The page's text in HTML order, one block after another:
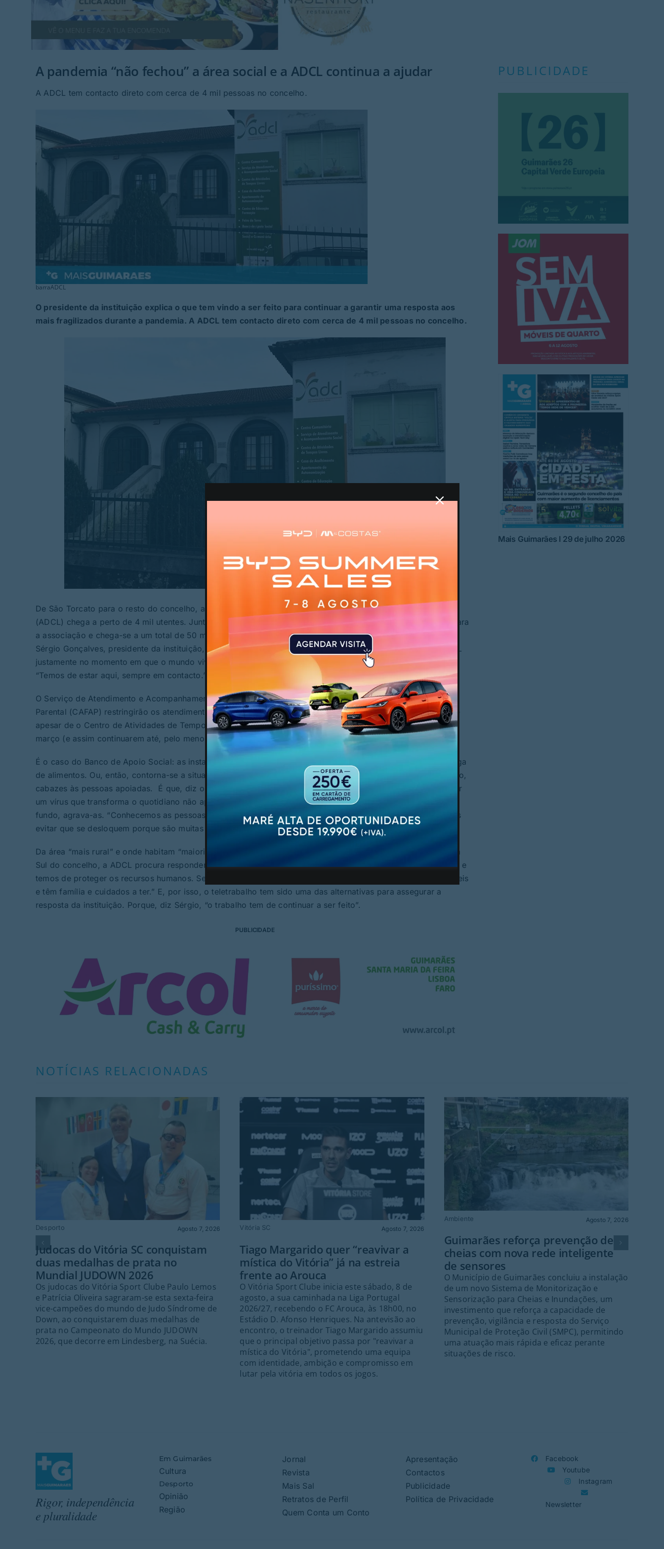
A pandemia “não fechou” a área social e a ADCL continua a ajudar
A ADCL tem contacto direto com cerca de 4 mil pessoas no concelho.
barraADCL
O presidente da instituição explica o que tem vindo a ser feito para continuar a garantir uma resposta aos
mais fragilizados durante a pandemia. A ADCL tem contacto direto com cerca de 4 mil pessoas no concelho.
De São Torcato para o resto do concelho, a Associação para o Desenvolvimento das Comunidades Locais
(ADCL) chega a perto de 4 mil utentes. Junte-se a esse número o apoio que a Segurança Social encaminha para
a associação e chega-se a um total de 50 mil pessoas abrangidas pelaADCL. Quem assegura os números é
Sérgio Gonçalves, presidente da instituição, que reconhece o “desafio enorme” de assumir as rédeas da ADCL
justamente no momento em que o mundo vive condicionado pela pandemia da Covid-19. Ainda assim, frisa:
“Temos de estar aqui, sempre em contacto.” E com os cuidados necessários.
O Serviço de Atendimento e Acompanhamento Social (SAAS) e o Centro de Apoio Familiar e Aconselhamento
Parental (CAFAP) restringirão os atendimentos e contactos presenciais aos absolutamente necessários. Mas, e
apesar de o Centro de Atividades de Tempos Livres e o Centro Comunitário estarem encerrados desde 16 de
março (e assim continuarem até, pelo menos, 09 de abil), há outras respostas garantidas.
É o caso do Banco de Apoio Social: as instalações estão quase sempre fechadas e só abrem em dia de entrega
de alimentos. Ou, então, contorna-se a situação e “tenta-se minimizar os contactos”, levando-se, se necessário,
cabazes às pessoas apoiadas. É que, diz o presidente da ADCL, “a área social não fechou”. O facto de existir
um vírus que transforma o quotidiano não apaga as necessidades de quem precisa de um apoio extra — no
fundo, agrava-as. “Conhecemos as pessoas a quem damos apoio e estamos em contacto com elas. Tentamos
evitar que se desloquem porque são muitas vezes, pessoas fragilizadas”, explica.
Da área “mais rural” e onde habitam “maioritariamente idosos” — e aí inclui-se São Torcato — à restante zona
Sul do concelho, a ADCL procura responder à altura que a pandemia exige: “O corpo técnico está capacitado e
temos de proteger os recursos humanos. Sem eles, não conseguimos fazer nada. Eles estão sempre disponíveis
e têm família e cuidados a ter.” E, por isso, o teletrabalho tem sido uma das alternativas para assegurar a
resposta da instituição. Porque, diz Sérgio, “o trabalho tem de continuar a ser feito”.
PUBLICIDADE
PUBLICIDADE
Mais Guimarães I 29 de julho 2026
NOTÍCIAS RELACIONADAS
Desporto Agosto 7, 2026
Judocas do Vitória SC conquistam
duas medalhas de prata no
Mundial JUDOWN 2026
Os judocas do Vitória Sport Clube Paulo Lemos
e Patrícia Oliveira sagraram-se esta sexta-feira
vice-campeões do mundo de Judo Síndrome de
Down, ao conquistarem duas medalhas de
prata no Campeonato do Mundo JUDOWN
2026, que decorre em Lindesberg, na Suécia.
Vitória SC Agosto 7, 2026
Tiago Margarido quer “reavivar a
mística do Vitória” já na estreia
frente ao Arouca
O Vitória Sport Clube inicia este sábado, 8 de
agosto, a sua caminhada na Liga Portugal
2026/27, recebendo o FC Arouca, às 18h00, no
Estádio D. Afonso Henriques. Na antevisão ao
encontro, o treinador Tiago Margarido assumiu
que o principal objetivo passa por "reavivar a
mística do Vitória", prometendo uma equipa
com identidade, ambição e compromisso em
lutar pela vitória em todos os jogos.
Ambiente Agosto 7, 2026
Guimarães reforça prevenção de
cheias com nova rede inteligente
de sensores
O Município de Guimarães concluiu a instalação
de um novo Sistema de Monitorização e
Sensorização para Cheias e Inundações, um
investimento que reforça a capacidade de
prevenção, vigilância e resposta do Serviço
Municipal de Proteção Civil (SMPC), permitindo
uma atuação mais rápida e eficaz perante
situações de risco.
Rigor, independência
e pluralidade
Em Guimarães
Cultura
Desporto
Opinião
Região
Jornal
Revista
Mais Sal
Retratos de Perfil
Quem Conta um Conto
Apresentação
Contactos
Publicidade
Política de Privacidade
Facebook
Youtube
Instagram
Newsletter